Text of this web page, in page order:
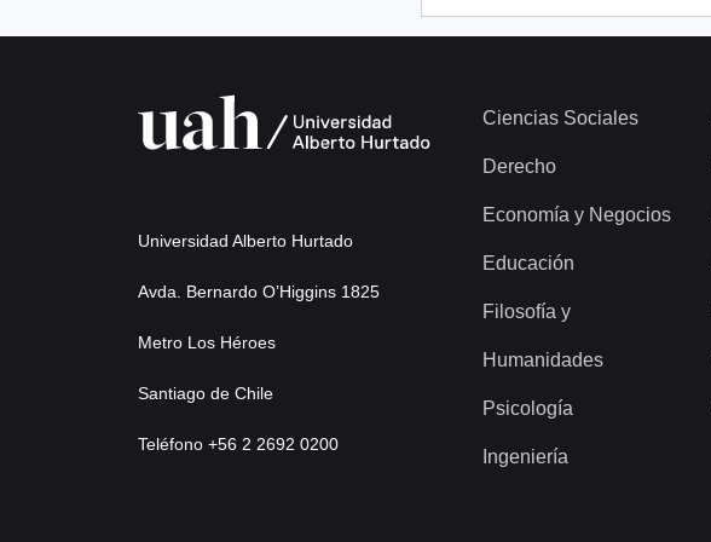
Universidad Alberto Hurtado
Avda. Bernardo O’Higgins 1825
Metro Los Héroes
Santiago de Chile
Teléfono +56 2 2692 0200
Ciencias Sociales
Derecho
Economía y Negocios
Educación
Filosofía y
Humanidades
Psicología
Ingeniería